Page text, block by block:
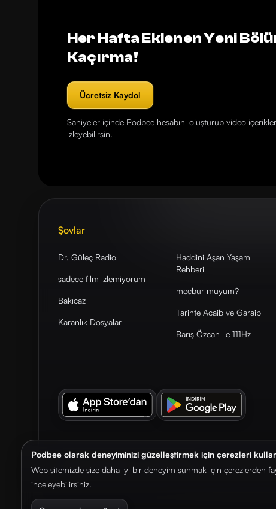
Podbee olarak deneyiminizi güzelleştirmek için çerezleri
Web sitemizde size daha iyi bir deneyim sunmak için çerezlerden
inceleyebilirsiniz.
Her Hafta Eklenen Yeni
Kaçırma!
Ücretsiz Kaydol
Saniyeler içinde Podbee hesabını oluşturup video
izleyebilirsin.
Şovlar
Dr. Güleç Radio
sadece film izlemiyorum
Bakıcaz
Karanlık Dosyalar
Haddini Aşan Yaşam
Rehberi
mecbur muyum?
Tarihte Acaib ve Garaib
Barış Özcan ile 111Hz
© 2026. Podbee Media. Tüm hakları saklıdır.